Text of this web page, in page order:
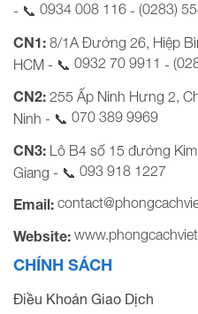
- 📞 0934 008 116 - (0283)
CN1: 8/1A Đường 26, Hiệp
HCM - 📞 0932 70 9911 -
CN2: 255 Ấp Ninh Hưng 2,
Ninh - 📞 070 389 9969
CN3: Lô B4 số 15 đường Kim
Giang - 📞 093 918 1227
Email:
Website:
CHÍNH SÁCH
Điều Khoản Giao Dịch